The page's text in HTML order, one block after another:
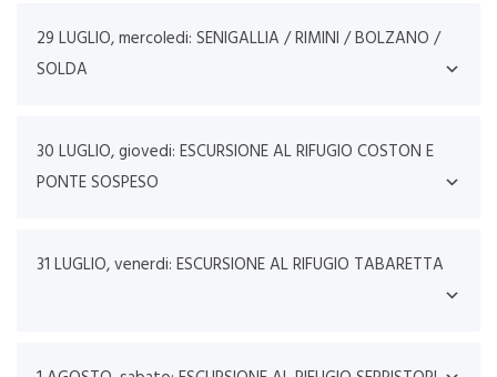
p
29 LUGLIO, mercoledi: SENIGALLIA / RIMINI / BOLZANO /
SOLDA
30 LUGLIO, giovedi: ESCURSIONE AL RIFUGIO COSTON E
PONTE SOSPESO
31 LUGLIO, venerdi: ESCURSIONE AL RIFUGIO TABARETTA